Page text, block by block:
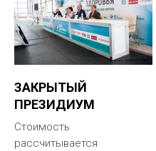
ЗАКРЫТЫЙ
ПРЕЗИДИУМ
Стоимость
рассчитывается